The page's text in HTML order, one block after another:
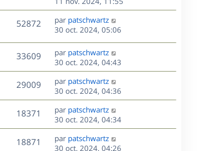
s
a
g
e
m
e
s
s
a
g
e
s
e
r
m
e
s
s
a
g
e
u
e
r
n
i
e
r
m
e
s
s
a
g
e
52872V
u
e
D
e
n
i
e
r
m
e
s
s
a
g
e
par patschwartz
30 oct. 2024, 05:06
33609V
u
D
e
r
n
i
e
r
m
e
s
par patschwartz
30 oct. 2024, 04:43
29009V
u
D
e
r
n
i
e
r
par patschwartz
30 oct. 2024, 04:36
18371
u
D
e
r
n
i
par patschwartz
30 oct. 2024, 04:34
18871
D
e
par patschwartz
30 oct. 2024, 04:26